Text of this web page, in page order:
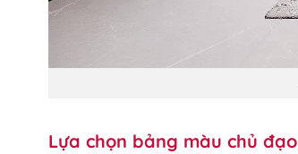
Lựa chọn bảng màu chủ đạo